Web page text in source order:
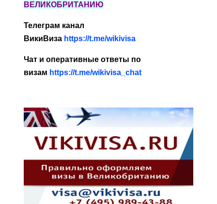
ВЕЛИКОБРИТАНИЮ
Телеграм канал
ВикиВиза https://t.me/wikivisa
Чат и оперативные ответы по
визам https://t.me/wikivisa_chat